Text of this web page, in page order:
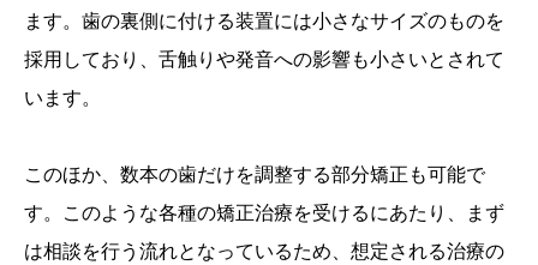
ます。歯の裏側に付ける装置には小さなサイズのものを
採用しており、舌触りや発音への影響も小さいとされて
います。
このほか、数本の歯だけを調整する部分矯正も可能で
す。このような各種の矯正治療を受けるにあたり、まず
は相談を行う流れとなっているため、想定される治療の